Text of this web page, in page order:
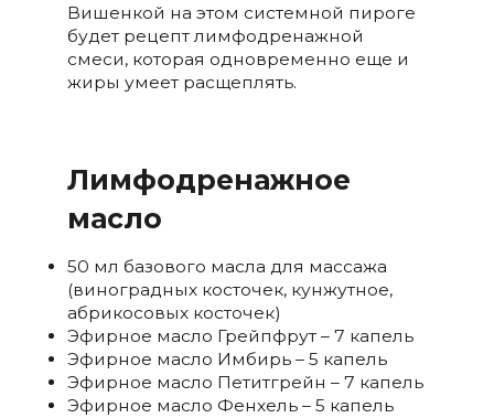
Вишенкой на этом системной пироге
будет рецепт лимфодренажной
смеси, которая одновременно еще и
жиры умеет расщеплять.
Лимфодренажное
масло
50 мл базового масла для массажа
(виноградных косточек, кунжутное,
абрикосовых косточек)
Эфирное масло Грейпфрут – 7 капель
Эфирное масло Имбирь – 5 капель
Эфирное масло Петитгрейн – 7 капель
Эфирное масло Фенхель – 5 капель